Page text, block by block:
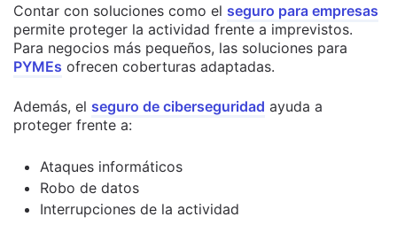
Contar con soluciones como el seguro para empresas
permite proteger la actividad frente a imprevistos.
Para negocios más pequeños, las soluciones para
PYMEs ofrecen coberturas adaptadas.
Además, el seguro de ciberseguridad ayuda a
proteger frente a:
Ataques informáticos
Robo de datos
Interrupciones de la actividad